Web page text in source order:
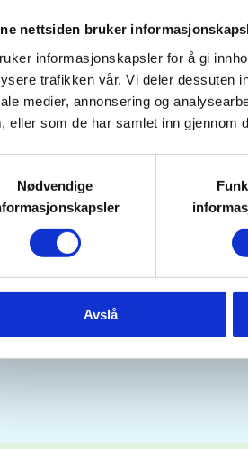
nettsiden bruker
informasjonskapsler for å gi
trafikken vår. Vi deler dessuten
medier, annonsering og
eller som de har samlet inn gjennom
Nødvendige
Avslå
til sosiale kvelder med
eget utstyr, eller lån av
til stede, og gode
plukke opp noen tips og
faktor.)
fra 22/01-26 til og med
er Anette Vibeto (tlf 402 29